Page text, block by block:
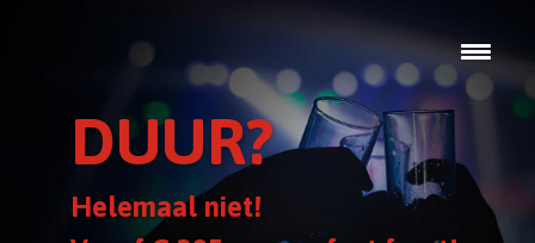
ALLROUND
DJ